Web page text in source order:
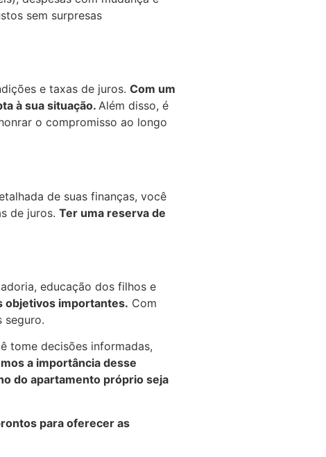
sem surpresas
e taxas de juros. Com um
à sua situação. Além disso, é
o compromisso ao longo
de suas finanças, você
de juros. Ter uma reserva de
educação dos filhos e
objetivos importantes. Com
seguro.
tome decisões informadas,
a importância desse
do apartamento próprio seja
para oferecer as